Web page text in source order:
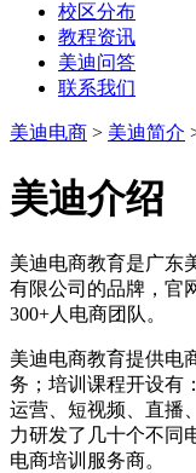
校区分布
教程资讯
美迪问答
联系我们
美迪电商 > 美迪简介
美迪介绍
美迪电商教育是广东
有限公司的品牌，官
300+人电商团队。
美迪电商教育提供电
务；培训课程开设有
运营、短视频、直播
力研发了几十个不同
电商培训服务商。